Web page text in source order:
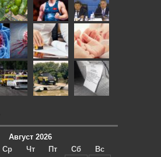
Август 2026
Ср Чт Пт Сб
Вс